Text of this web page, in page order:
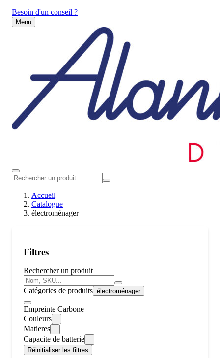
Besoin d'un conseil ?
Menu
Accueil
Catalogue
électroménager
Filtres
Rechercher un produit
Catégories de produits électroménager
Empreinte Carbone
Couleurs
Matieres
Capacite de batterie
Réinitialiser les filtres